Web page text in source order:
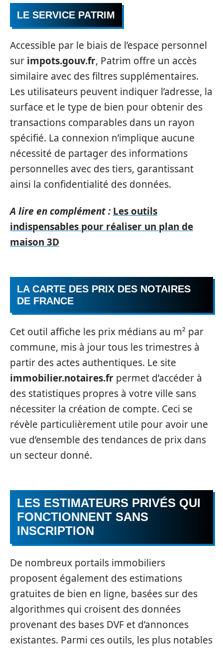
LE SERVICE PATRIM
Accessible par le biais de l’espace personnel
sur impots.gouv.fr, Patrim offre un accès
similaire avec des filtres supplémentaires.
Les utilisateurs peuvent indiquer l’adresse, la
surface et le type de bien pour obtenir des
transactions comparables dans un rayon
spécifié. La connexion n’implique aucune
nécessité de partager des informations
personnelles avec des tiers, garantissant
ainsi la confidentialité des données.
A lire en complément : Les outils
indispensables pour réaliser un plan de
maison 3D
LA CARTE DES PRIX DES NOTAIRES
DE FRANCE
Cet outil affiche les prix médians au m² par
commune, mis à jour tous les trimestres à
partir des actes authentiques. Le site
immobilier.notaires.fr permet d’accéder à
des statistiques propres à votre ville sans
nécessiter la création de compte. Ceci se
révèle particulièrement utile pour avoir une
vue d’ensemble des tendances de prix dans
un secteur donné.
LES ESTIMATEURS PRIVÉS QUI
FONCTIONNENT SANS
INSCRIPTION
De nombreux portails immobiliers
proposent également des estimations
gratuites de bien en ligne, basées sur des
algorithmes qui croisent des données
provenant des bases DVF et d’annonces
existantes. Parmi ces outils, les plus notables